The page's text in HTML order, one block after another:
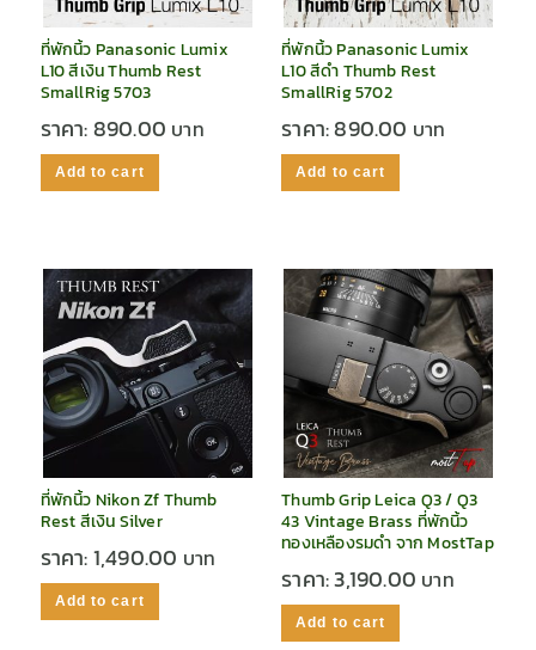
ที่พักนิ้ว Panasonic Lumix
L10 สีเงิน Thumb Rest
SmallRig 5703
ราคา:890.00
Add to cart
ที่พักนิ้ว Panasonic Lumix
L10 สีดำ Thumb Rest
SmallRig 5702
ราคา:890.00
Add to cart
ที่พักนิ้ว Nikon Zf Thumb
Rest สีเงิน Silver
ราคา:1,490.00
Add to cart
Thumb Grip Leica Q3 / Q3
43 Vintage Brass ที่พักนิ้ว
ทองเหลืองรมดำ จาก MostTap
ราคา:3,190.00
Add to cart